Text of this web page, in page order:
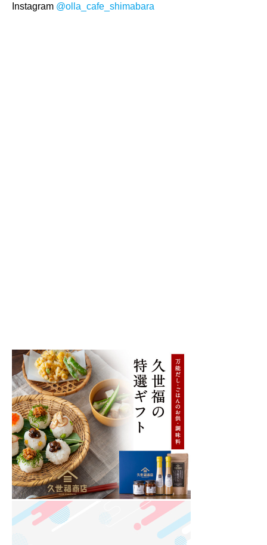
Instagram @olla_cafe_shimabara